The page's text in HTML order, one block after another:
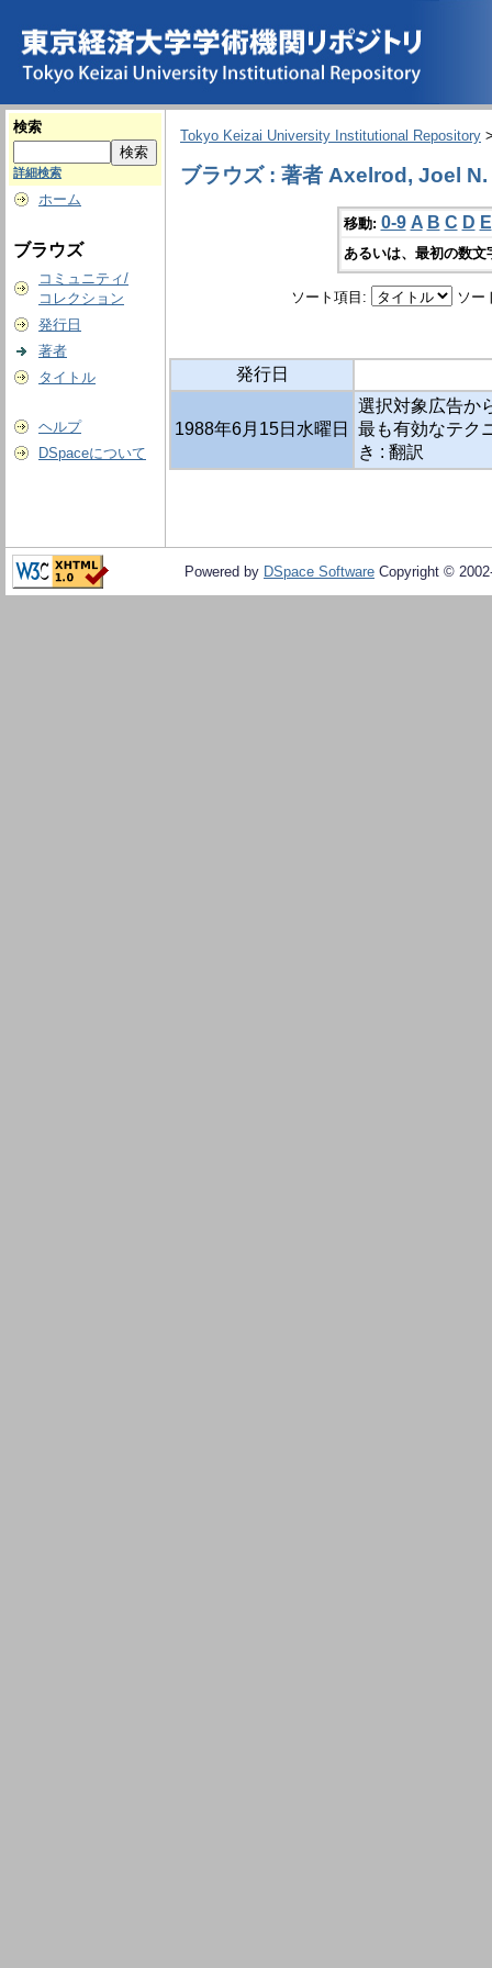
検索
詳細検索
ホーム
ブラウズ
コミュニティ/
コレクション
発行日
著者
タイトル
ヘルプ
DSpaceについて
Tokyo Keizai University Institutional Repository
ブラウズ : 著者 Axelrod, Joel N.
移動: 0-9 A B C D E
あるいは、最初の数
ソート項目: ソー
発行日
1988年6月15日水曜日
選択対象広告か
最も有効なテク
き : 翻訳
Powered by DSpace Software Copyright ©